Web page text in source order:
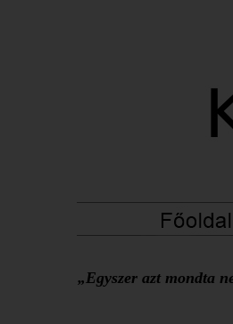
„Egyszer azt mondta